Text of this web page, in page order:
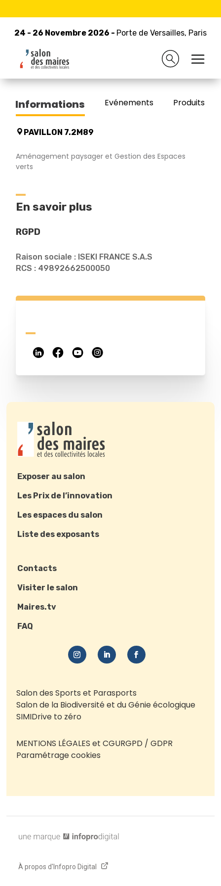
24 - 26 Novembre 2026 - Porte de Versailles, Paris
24 - 26 Novembre 2026 - Porte de Versailles, Paris
Retour à la liste des exposants
ISEKI FRANCE
Informations Evénements Produits/
PAVILLON 7.2M89
Aménagement paysager et Gestion des Espaces
verts
En savoir plus
RGPD
Raison sociale : ISEKI FRANCE S.A.S
RCS : 49892662500050
Exposer au salon
Les Prix de l’innovation
Les espaces du salon
Liste des exposants
Contacts
Visiter le salon
Maires.tv
FAQ
Salon des Sports et Parasports
Salon de la Biodiversité et du Génie écologique
SIMIDrive to zéro
MENTIONS LÉGALES et CGURGPD / GDPR
Paramétrage cookies